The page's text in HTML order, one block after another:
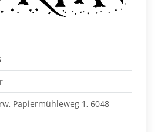
Papiermühleweg 1, 6048